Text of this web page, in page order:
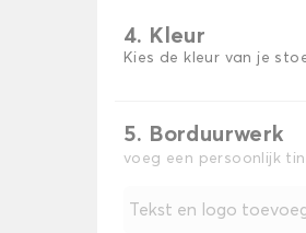
4. Kleur
Kies de kleur van je
5. Borduurwerk
voeg een persoonlijk
Tekst en logo